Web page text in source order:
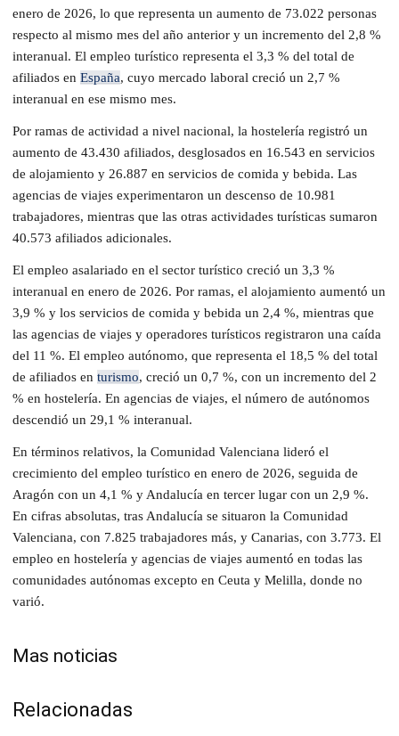
enero de 2026, lo que representa un aumento de 73.022 personas
respecto al mismo mes del año anterior y un incremento del 2,8 %
interanual. El empleo turístico representa el 3,3 % del total de
afiliados en España, cuyo mercado laboral creció un 2,7 %
interanual en ese mismo mes.
Por ramas de actividad a nivel nacional, la hostelería registró un
aumento de 43.430 afiliados, desglosados en 16.543 en servicios
de alojamiento y 26.887 en servicios de comida y bebida. Las
agencias de viajes experimentaron un descenso de 10.981
trabajadores, mientras que las otras actividades turísticas sumaron
40.573 afiliados adicionales.
El empleo asalariado en el sector turístico creció un 3,3 %
interanual en enero de 2026. Por ramas, el alojamiento aumentó un
3,9 % y los servicios de comida y bebida un 2,4 %, mientras que
las agencias de viajes y operadores turísticos registraron una caída
del 11 %. El empleo autónomo, que representa el 18,5 % del total
de afiliados en turismo, creció un 0,7 %, con un incremento del 2
% en hostelería. En agencias de viajes, el número de autónomos
descendió un 29,1 % interanual.
En términos relativos, la Comunidad Valenciana lideró el
crecimiento del empleo turístico en enero de 2026, seguida de
Aragón con un 4,1 % y Andalucía en tercer lugar con un 2,9 %.
En cifras absolutas, tras Andalucía se situaron la Comunidad
Valenciana, con 7.825 trabajadores más, y Canarias, con 3.773. El
empleo en hostelería y agencias de viajes aumentó en todas las
comunidades autónomas excepto en Ceuta y Melilla, donde no
varió.
Mas noticias
Relacionadas